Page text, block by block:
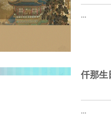
…
仟那生
…